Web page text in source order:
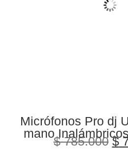
Micrófonos Pro dj
mano
$785.000 $